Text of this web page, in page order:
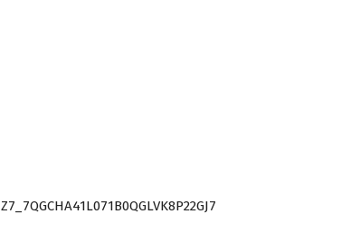
Z7_7QGCHA41L071B0QGLVK8P22GJ7